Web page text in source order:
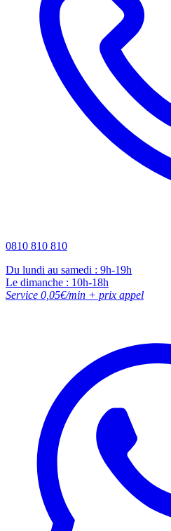
0810 810 810
Du lundi au samedi : 9h-19h
Le dimanche : 10h-18h
Service 0,05€/min + prix appel